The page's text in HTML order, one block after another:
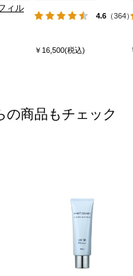
ィル
4.6（364）
￥16,500(税込)
の商品もチェック